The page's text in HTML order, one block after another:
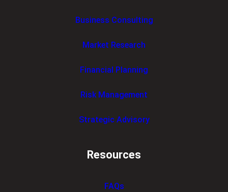
Business Consulting
Market Research
Financial Planning
Risk Management
Strategic Advisory
Resources
FAQs